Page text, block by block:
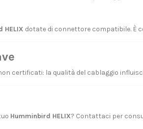
HELIX dotate di connettore compatibile. È
certificati: la qualità del cablaggio
Humminbird HELIX? Contattaci per